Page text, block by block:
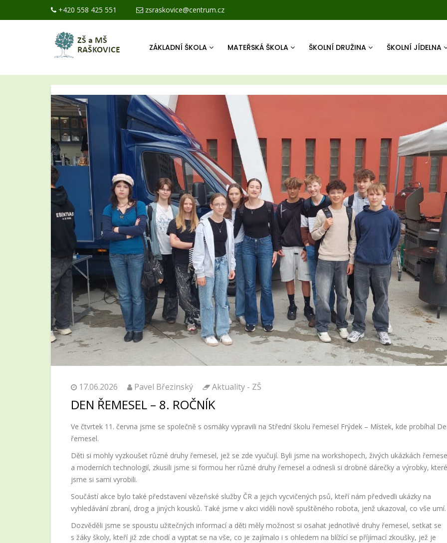
+420 558 425 551 zsraskovice@centrum.cz
ZÁKLADNÍ ŠKOLA MATEŘSKÁ ŠKOLA ŠKOLNÍ DRUŽINA ŠKOLNÍ JÍDELNA
17.06.2026 Pavel Březinský Aktuality - ZŠ
DEN ŘEMESEL – 8. ROČNÍK
Ve čtvrtek 11. června jsme se společně s osmáky vypravili na Střední školu řemesel Frýdek – Místek, kde probíhal
řemesel.
Děti si mohly vyzkoušet různé druhy řemesel, jež se zde vyučují. Byli jsme na workshopech, živých ukázkách
a moderních technologií, zkusili jsme si formou her různé druhy řemesel a odnesli si drobné dárečky a výrobky, které
jsme si sami vyrobili.
Součástí akce bylo také představení vězeňské služby ČR a jejich vycvičených psů, kteří nám předvedli ukázky na
vyhledávání zbraní, drog a jiných kousků. Také jsme v akci viděli nově spuštěného robota, jenž ukazoval, co vše umí.
Dozvěděli jsme se spoustu užitečných informací a děti měly možnost si osahat jednotlivé druhy řemesel, setkat se
s žáky školy, kteří již zde chodí a vyptat se na vše, co je zajímalo i s ohledem na blížící se příjímací zkoušky, jež je